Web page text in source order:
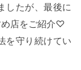
したが、最後に
め店をご紹介♡
を守り続けてい